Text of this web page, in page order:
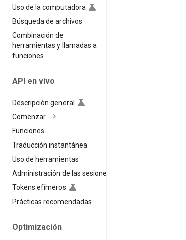
Uso de la computadora
Búsqueda de archivos
Combinación de
herramientas y llamadas a
funciones
API en vivo
Descripción general
Comenzar
Funciones
Traducción instantánea
Uso de herramientas
Administración de las sesiones
Tokens efímeros
Prácticas recomendadas
Optimización